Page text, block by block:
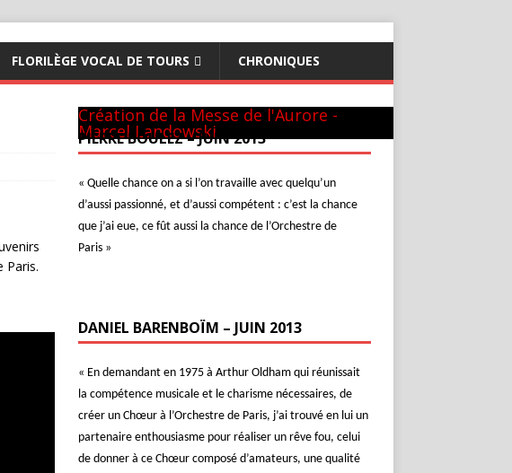
FLORILÈGE VOCAL DE TOURS CHRONIQUES
Paris.
Panthéon - 22 mai 1981
CM GUILINI
Arthur & Daniel
à New-York
avec L. Naouri à Orange
A Tel-Aviv
Avec Michel Plasson
Dernier requiem à Turin
Concert inaugural - Te Deum de Berlioz
Avec Seiji Ozawa
Création de la Messe de l'Aurore -
Marcel Landowski
PIERRE BOULEZ – JUIN 2013
« Quelle chance on a si l’on travaille avec quelqu’un
d’aussi passionné, et d’aussi compétent : c’est la chance
que j’ai eue, ce fût aussi la chance de l’Orchestre de
Paris »
DANIEL BARENBOÏM – JUIN 2013
« En demandant en 1975 à Arthur Oldham qui réunissait
la compétence musicale et le charisme nécessaires, de
créer un Chœur à l’Orchestre de Paris, j’ai trouvé en lui un
partenaire enthousiasme pour réaliser un rêve fou, celui
de donner à ce Chœur composé d’amateurs, une qualité